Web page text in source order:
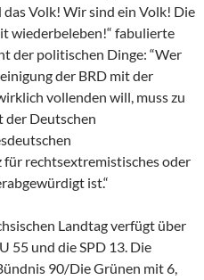
Volk! Wir sind ein Volk! Die
wiederbeleben!“ fabulierte
der politischen Dinge: “Wer
der BRD mit der
vollenden will, muss zu
Deutschen
für rechtsextremistisches oder
ist.“
Landtag verfügt über
55 und die SPD 13. Die
90/Die Grünen mit 6,